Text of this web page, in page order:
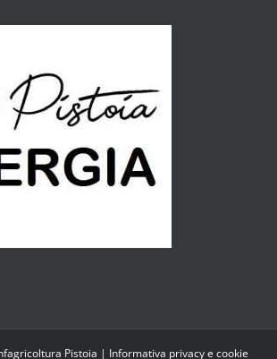
Pistoia | Informativa privacy e cookie